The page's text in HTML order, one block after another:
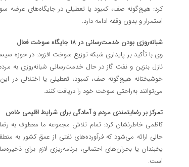
کرد: هیچ‌گونه صف، کمبود یا تعطیلی در جایگاه‌های عرضه
استمرار و بدون وقفه ادامه دارد.
شبانه‌روزی بودن خدمت‌رسانی در ۱۸ جایگاه سوخت فعال
نازل بنزین و نفت گاز در حال خدمت‌رسانی شبانه‌روزی به
خوشبختانه هیچ‌گونه صف، کمبود، تعطیلی یا اختلالی در
می‌توانند به‌راحتی سوخت خود را دریافت کنند.
تمرکز بر رضایتمندی مردم و آمادگی برای شرایط اقلیمی خاص
کاظمی خاطرنشان کرد: تمام تلاش مجموعه ما معطوف به
حالی ارائه می‌شود که فرآورده‌های نفتی از عمق کشور به
یخبندان یا بحران‌های احتمالی، برنامه‌ریزی لازم برای
است.